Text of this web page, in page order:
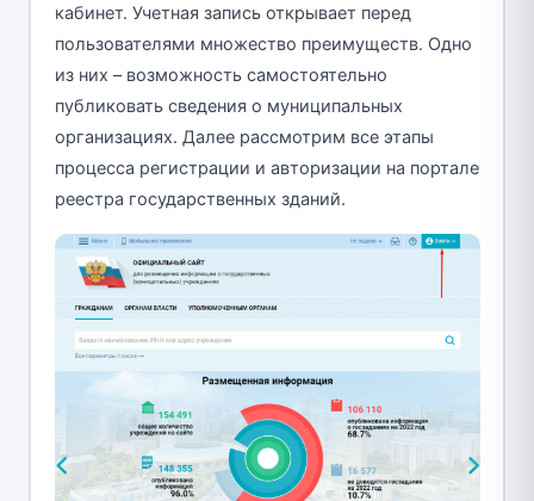
кабинет. Учетная запись открывает перед
пользователями множество преимуществ. Одно
из них – возможность самостоятельно
публиковать сведения о муниципальных
организациях. Далее рассмотрим все этапы
процесса регистрации и авторизации на портале
реестра государственных зданий.